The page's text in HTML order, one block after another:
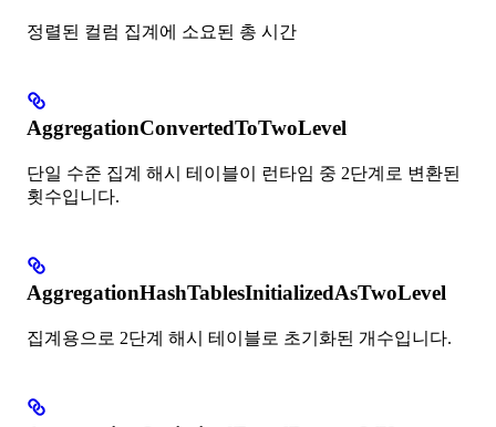
정렬된 컬럼 집계에 소요된 총 시간
AggregationConvertedToTwoLevel
단일 수준 집계 해시 테이블이 런타임 중 2단계로 변환된
횟수입니다.
AggregationHashTablesInitializedAsTwoLevel
집계용으로 2단계 해시 테이블로 초기화된 개수입니다.